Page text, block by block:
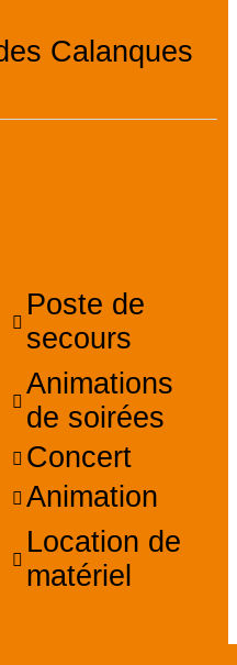
Calanques
Poste de
secours
Animations
de soirées
Concert
Animation
Location de
matériel